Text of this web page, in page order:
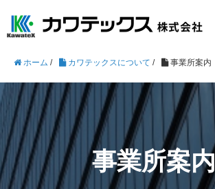
ホーム / カワテックスについて / 事業所案内
事業所案内